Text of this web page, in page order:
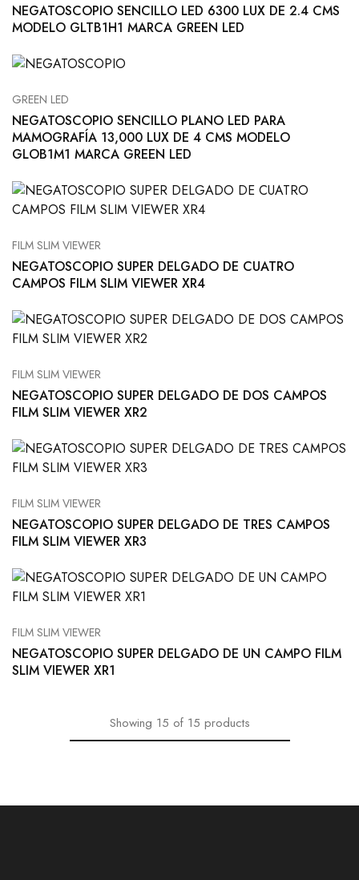
NEGATOSCOPIO SENCILLO LED 6300 LUX DE 2.4 CMS
MODELO GLTB1H1 MARCA GREEN LED
GREEN LED
NEGATOSCOPIO SENCILLO PLANO LED PARA
MAMOGRAFÍA 13,000 LUX DE 4 CMS MODELO
GLOB1M1 MARCA GREEN LED
FILM SLIM VIEWER
NEGATOSCOPIO SUPER DELGADO DE CUATRO
CAMPOS FILM SLIM VIEWER XR4
FILM SLIM VIEWER
NEGATOSCOPIO SUPER DELGADO DE DOS CAMPOS
FILM SLIM VIEWER XR2
FILM SLIM VIEWER
NEGATOSCOPIO SUPER DELGADO DE TRES CAMPOS
FILM SLIM VIEWER XR3
FILM SLIM VIEWER
NEGATOSCOPIO SUPER DELGADO DE UN CAMPO FILM
SLIM VIEWER XR1
Showing 15 of 15 products